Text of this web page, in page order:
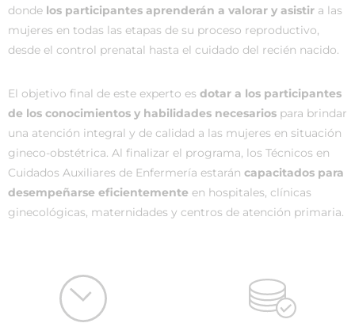
donde los participantes aprenderán a valorar y asistir a las
mujeres en todas las etapas de su proceso reproductivo,
desde el control prenatal hasta el cuidado del recién nacido.
El objetivo final de este experto es dotar a los participantes
de los conocimientos y habilidades necesarios para brindar
una atención integral y de calidad a las mujeres en situación
gineco-obstétrica. Al finalizar el programa, los Técnicos en
Cuidados Auxiliares de Enfermería estarán capacitados para
desempeñarse eficientemente en hospitales, clínicas
ginecológicas, maternidades y centros de atención primaria.